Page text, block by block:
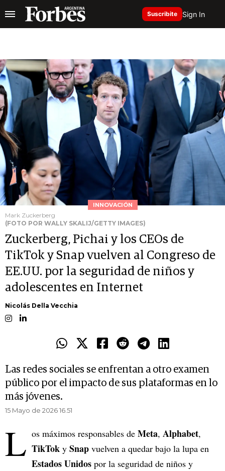
Suscribite Sign In
INNOVACIÓN
Mark Zuckerberg
(FOTO POR WALLY SKALIJ/GETTY IMAGES)
Zuckerberg, Pichai y los CEOs de
TikTok y Snap vuelven al Congreso de
EE.UU. por la seguridad de niños y
adolescentes en Internet
Nicolás Della Vecchia
Las redes sociales se enfrentan a otro examen
público por el impacto de sus plataformas en lo
más jóvenes.
15 Mayo de 2026 16.51
L os máximos responsables de Meta, Alphabet,
TikTok y Snap vuelven a quedar bajo la lupa en
Estados Unidos por la seguridad de niños y